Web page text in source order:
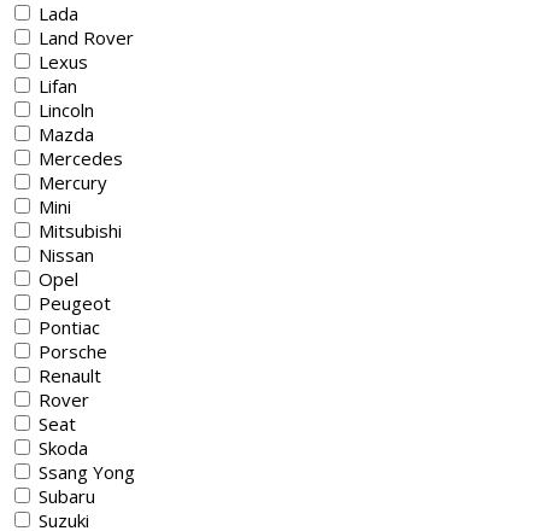
Lada
Land Rover
Lexus
Lifan
Lincoln
Mazda
Mercedes
Mercury
Mini
Mitsubishi
Nissan
Opel
Peugeot
Pontiac
Porsche
Renault
Rover
Seat
Skoda
Ssang Yong
Subaru
Suzuki